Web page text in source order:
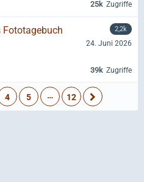
Zugriffe
25k
Fototagebuch 2,2k
24. Juni 2026
Zugriffe
39k
4 5 … 12